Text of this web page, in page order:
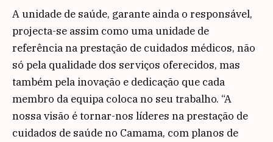
A unidade de saúde, garante ainda o responsável,
projecta-se assim como uma unidade de
referência na prestação de cuidados médicos, não
só pela qualidade dos serviços oferecidos, mas
também pela inovação e dedicação que cada
membro da equipa coloca no seu trabalho. “A
nossa visão é tornar-nos líderes na prestação de
cuidados de saúde no Camama, com planos de